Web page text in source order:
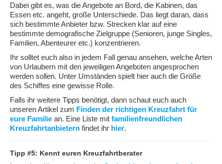
Dabei gibt es, was die Angebote an Bord, die Kabinen, das
Essen etc. angeht, große Unterschiede. Das liegt daran, dass
sich bestimmte Anbieter bzw. Strecken klar auf eine
bestimmte demografische Zielgruppe (Senioren, junge Singles,
Familien, Abenteurer etc.) konzentrieren.
Ihr solltet euch also in jedem Fall genau ansehen, welche Arten
von Urlaubern mit den jeweiligen Angeboten angesprochen
werden sollen. Unter Umständen spielt hier auch die Größe
des Schiffes eine gewisse Rolle.
Falls ihr weitere Tipps benötigt, dann schaut euch auch
unseren Artikel zum Finden der richtigen Kreuzfahrt für
eure Familie an. Eine Liste mit familienfreundlichen
Kreuzfahrtanbietern findet ihr hier.
Tipp #5: Kennt euren Kreuzfahrtberater